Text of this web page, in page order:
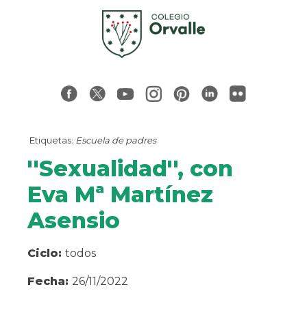
Etiquetas: Escuela de padres
''Sexualidad'', con
Eva Mª Martínez
Asensio
Ciclo: todos
Fecha: 26/11/2022